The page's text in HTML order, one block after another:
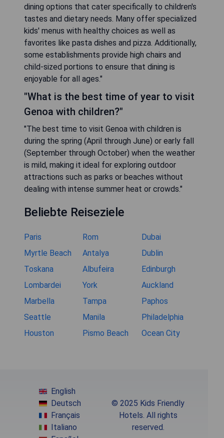
dining options that cater specifically to children's
tastes and dietary needs. Many offer specialized
kids' menus with healthy choices as well as
favorites like pasta dishes and pizza. Additionally,
some establishments provide high chairs and
child-sized portions to ensure that dining is
enjoyable for all ages."
"What is the best time of year to visit
Genoa with children?"
"The best time to visit Genoa with children is
during the spring (April through June) or early fall
(September through October) when the weather
is mild, making it ideal for exploring outdoor
attractions such as parks or beaches without
dealing with intense summer heat or crowds."
Beliebte Reiseziele
Paris Rom
Dubai
Myrtle Beach
Antalya
Dublin
Toskana
Albufeira
Edinburgh
Lombardei
York
Auckland
Marbella
Tampa
Paphos
Seattle
Manila
Philadelphia
Houston
Pismo Beach Ocean City
English
Deutsch
Français
Italiano
© 2025 Kids Friendly
Hotels. All rights
reserved.